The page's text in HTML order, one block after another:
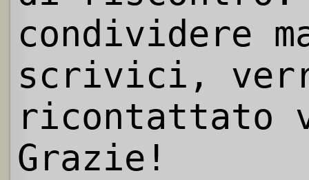
condividere
scrivici,
ricontattato
Grazie!